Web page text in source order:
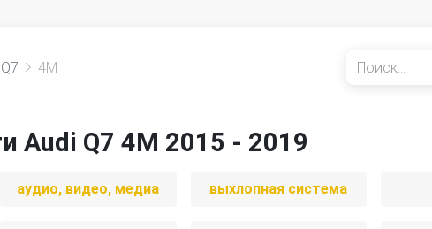
Q7 4M
Audi Q7 4M 2015 - 2019
аудио, видео, медиа выхлопная система